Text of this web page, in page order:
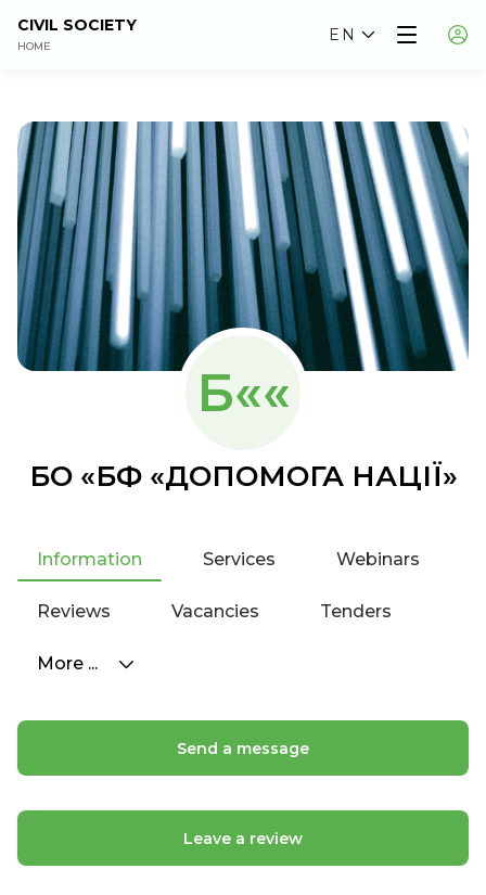
CIVIL SOCIETY
HOME
EN
Б««
БО «БФ «ДОПОМОГА НАЦІЇ»
Information Services Webinars
Reviews Vacancies Tenders
More ...
Send a message
Leave a review